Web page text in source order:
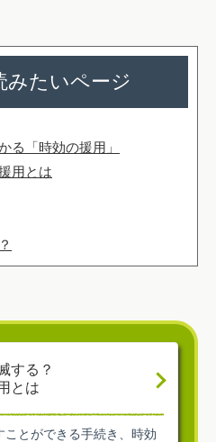
みたいページ
る「時効の援用」
用とは
する？
とは
とができる手続き、時効